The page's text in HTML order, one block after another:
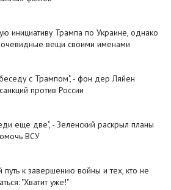
инициативу Трампа по Украине, однако
очевидные вещи своими именами
с Трампом", - фон дер Ляйен
против России
еще две", - Зеленский раскрыл планы
ВСУ
путь к завершению войны и тех, кто не
"Хватит уже!"